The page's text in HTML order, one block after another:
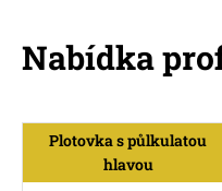
Nabídka
Plotovka s půlkulatou
hlavou